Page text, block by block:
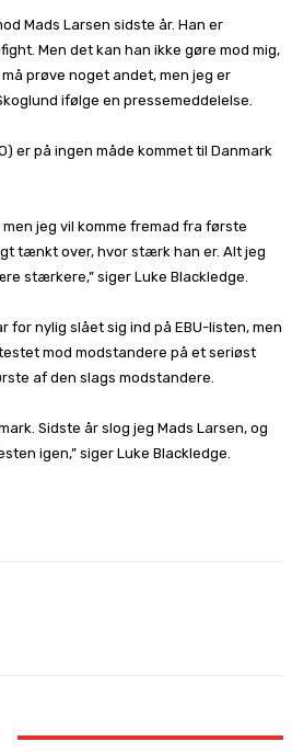
Mads Larsen sidste år. Han er
Men det kan han ikke gøre mod mig,
prøve noget andet, men jeg er
ifølge en pressemeddelelse.
er på ingen måde kommet til Danmark
jeg vil komme fremad fra første
tænkt over, hvor stærk han er. Alt jeg
stærkere,” siger Luke Blackledge.
for nylig slået sig ind på EBU-listen, men
mod modstandere på et seriøst
af den slags modstandere.
Sidste år slog jeg Mads Larsen, og
igen,” siger Luke Blackledge.